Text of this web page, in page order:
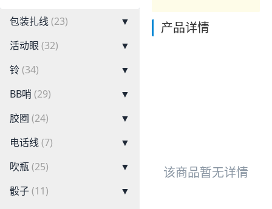
包装扎线(23)
▼
活动眼 (32)
▼
铃(34)
▼
BB哨 (29)
▼
胶圈 (24)
▼
电话线(7)
▼
吹瓶(25)
▼
骰子(11)
▼
产品详情
该商品暂无详情